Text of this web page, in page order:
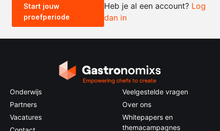
0.5x 1x 2x
Start jouw
proefperiode
Heb je al een account? Log
dan in
Onderwijs
Partners
Vacatures
Veelgestelde vragen
Over ons
Whitepapers en
themacampagnes